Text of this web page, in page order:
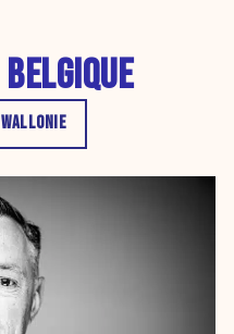
BELGIQUE
WALLONIE